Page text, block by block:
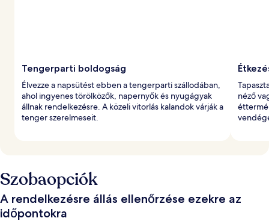
Tengerparti boldogság
Élvezze a napsütést ebben a tengerparti szállodában,
ahol ingyenes törölközők, napernyők és nyugágyak
állnak rendelkezésre. A közeli vitorlás kalandok várják a
tenger szerelmeseit.
néző
Szobaopciók
A rendelkezésre állás ellenőrzése ezekre az
időpontokra